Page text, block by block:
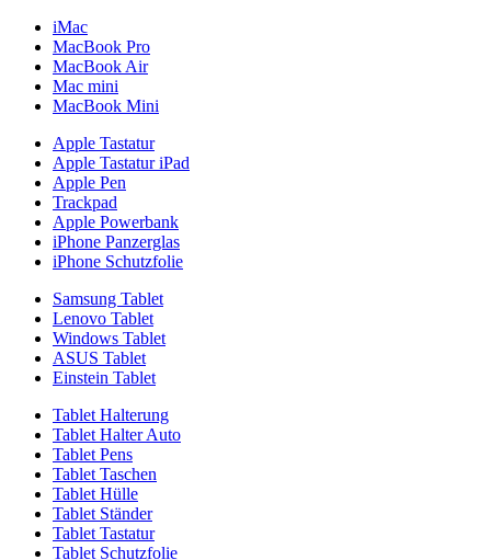
iMac
MacBook Pro
MacBook Air
Mac mini
MacBook Mini
Apple Tastatur
Apple Tastatur iPad
Apple Pen
Trackpad
Apple Powerbank
iPhone Panzerglas
iPhone Schutzfolie
Samsung Tablet
Lenovo Tablet
Windows Tablet
ASUS Tablet
Einstein Tablet
Tablet Halterung
Tablet Halter Auto
Tablet Pens
Tablet Taschen
Tablet Hülle
Tablet Ständer
Tablet Tastatur
Tablet Schutzfolie